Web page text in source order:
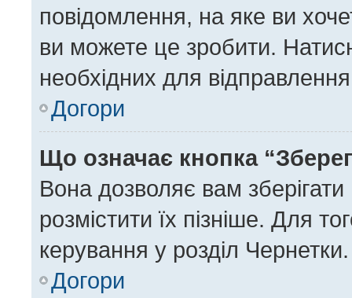
повідомлення, на яке ви
ви можете це зробити.
необхідних для
Догори
Що означає кнопка
Вона дозволяє вам
розмістити їх пізніше. Для
керування у розділ Чернетки.
Догори